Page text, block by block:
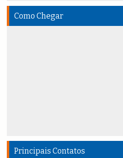
Como Chegar
Principais Contatos